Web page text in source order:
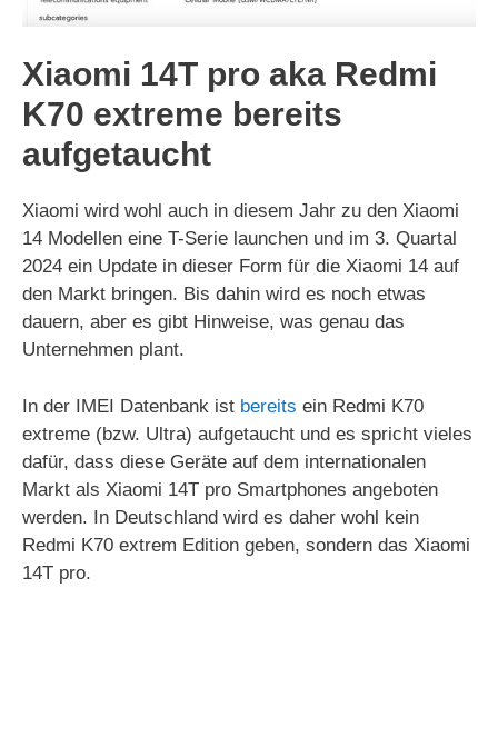
Xiaomi 14T pro aka Redmi
K70 extreme bereits
aufgetaucht
Xiaomi wird wohl auch in diesem Jahr zu den Xiaomi
14 Modellen eine T-Serie launchen und im 3. Quartal
2024 ein Update in dieser Form für die Xiaomi 14 auf
den Markt bringen. Bis dahin wird es noch etwas
dauern, aber es gibt Hinweise, was genau das
Unternehmen plant.
In der IMEI Datenbank ist bereits ein Redmi K70
extreme (bzw. Ultra) aufgetaucht und es spricht vieles
dafür, dass diese Geräte auf dem internationalen
Markt als Xiaomi 14T pro Smartphones angeboten
werden. In Deutschland wird es daher wohl kein
Redmi K70 extrem Edition geben, sondern das Xiaomi
14T pro.